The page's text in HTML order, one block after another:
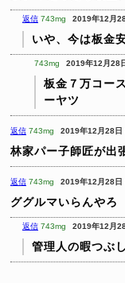
返信 743mg 2019年12月
いや、今は板金
743mg 2019年12月28
板金７万コー
ーヤツ
返信 743mg 2019年12月28日
林家パー子師匠が出
返信 743mg 2019年12月28日
ググルマいらんやろ
返信 743mg 2019年12月
管理人の暇つぶ